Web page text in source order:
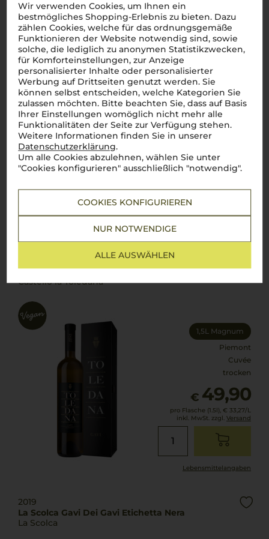
Wir verwenden Cookies, um Ihnen ein
bestmögliches Shopping-Erlebnis zu bieten. Dazu
zählen Cookies, welche für das ordnungsgemäße
Funktionieren der Website notwendig sind, sowie
solche, die lediglich zu anonymen Statistikzwecken,
für Komforteinstellungen, zur Anzeige
personalisierter Inhalte oder personalisierter
Werbung auf Drittseiten genutzt werden. Sie
können selbst entscheiden, welche Kategorien Sie
zulassen möchten. Bitte beachten Sie, dass auf Basis
Ihrer Einstellungen womöglich nicht mehr alle
Funktionalitäten der Seite zur Verfügung stehen.
Weitere Informationen finden Sie in unserer
Datenschutzerklärung.
Um alle Cookies abzulehnen, wählen Sie unter
"Cookies konfigurieren" ausschließlich "notwendig".
COOKIES KONFIGURIEREN
NUR NOTWENDIGE
ALLE AUSWÄHLEN
2022
Tra I Mondi Gavi Edizione La Gavia
Roberto Sarotto
Der Piemonteser Klassiker
Piemont
Cortese
€ 13,90
pro Flasche (0.75l), € 18,53
Toledana Gavi di Gavi
Castello la Toledana
1,5L Magnum
Piemont
Cuvée
trocken
€ 49,90
pro Flasche (1.5l), € 33,27/L
inkl. MwSt. zzgl. Versand
Lebensmittel­angaben
2019
La Scolca Gavi Dei Gavi Etichetta Nera
La Scolca